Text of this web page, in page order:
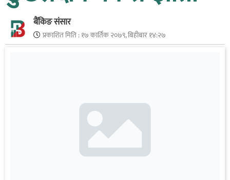
बैंकिङ संसार
प्रकाशित मिति :१७ कार्तिक २०७९, बिहीबार १४:२७